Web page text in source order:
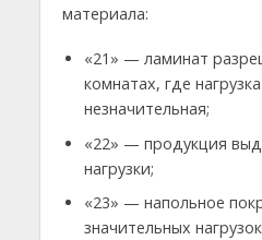
материала:
«21» — ламинат
комнатах, где
незначительная;
«22» — продукция
нагрузки;
«23» — напольное
значительных